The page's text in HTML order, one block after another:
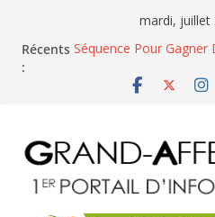
contenu
mardi, juillet
Récents
:
Séquence Pour Gagner
En Côte d’Ivoire, le
florissante à double
Casino Belge Gratuits